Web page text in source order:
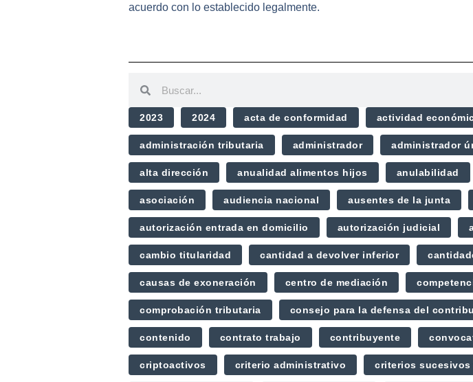
acuerdo con lo establecido legalmente.
2023 2024 acta de conformidad actividad
administración tributaria administrador administrador
alta dirección anualidad alimentos hijos anulabilidad
asociación audiencia nacional ausentes de la junta
autorización entrada en domicilio autorización judicial
cambio titularidad cantidad a devolver inferior
causas de exoneración centro de mediación
comprobación tributaria consejo para la defensa del
contenido contrato trabajo contribuyente
criptoactivos criterio administrativo criterios sucesivos